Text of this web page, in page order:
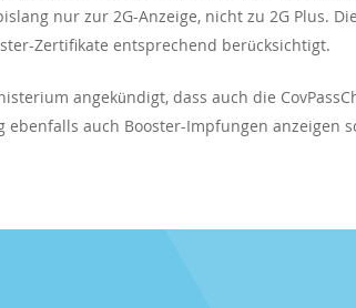
nur zur 2G-Anzeige, nicht zu 2G Plus.
Zertifikate entsprechend berücksichtigt.
angekündigt, dass auch die
ebenfalls auch Booster-Impfungen anzeigen